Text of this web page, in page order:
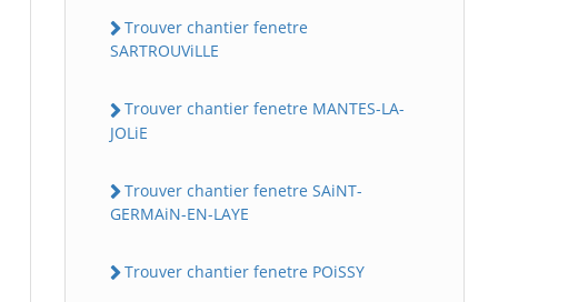
Trouver chantier fenetre
SARTROUViLLE
Trouver chantier fenetre MANTES-LA-
JOLiE
Trouver chantier fenetre SAiNT-
GERMAiN-EN-LAYE
Trouver chantier fenetre POiSSY